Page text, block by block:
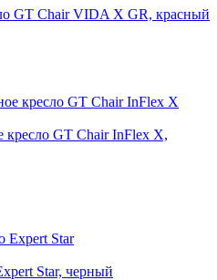
GT Chair VIDA X GR, красный
GT Chair InFlex X,
Star, черный